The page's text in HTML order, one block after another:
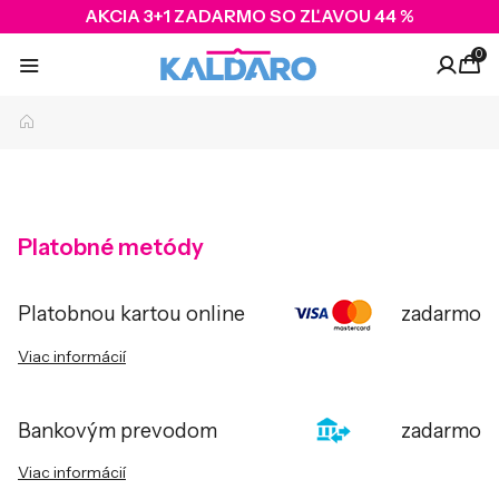
AKCIA 3+1 ZADARMO SO ZĽAVOU 44 %
0
Platobné metódy
Platobnou kartou online zadarmo
Viac informácií
objednávka sa okamžite zaradí do spracovania. Platba je
bezpečná, jednoduchá a bez zdržania - ideálna voľba, ak
chcete mať objednávku čo najskôr doma. Stačí potvrdiť platbu a
Bankovým prevodom zadarmo
Viac informácií